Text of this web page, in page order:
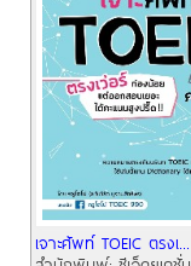
เจาะศัพท์ TOEIC ตรงเ...